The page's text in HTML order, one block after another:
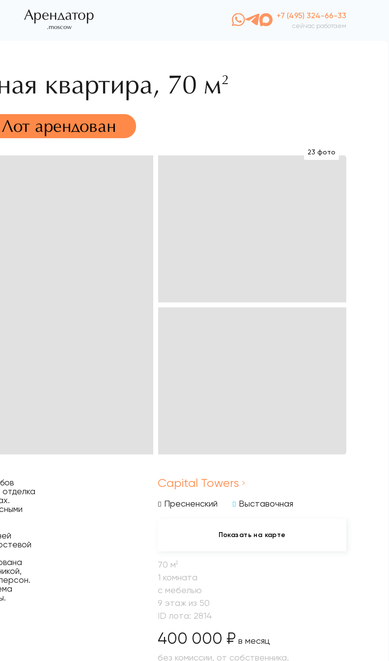
Арендатор
.moscow
+7 (495) 324-66-33
сейчас работаем
квартира, 70 м2
Лот арендован
23 фото
Capital Towers
Пресненский Выставочная
Показать на карте
70 м2
1 комната
с мебелью
9 этаж из 50
ID лота: 2814
400 000 ₽ в месяц
без комиссии, от собственника,